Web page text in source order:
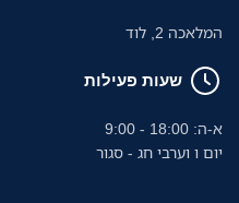
המלאכה 2, לוד
שעות פעילות
א-ה: 18:00 - 9:00
יום ו וערבי חג - סגור